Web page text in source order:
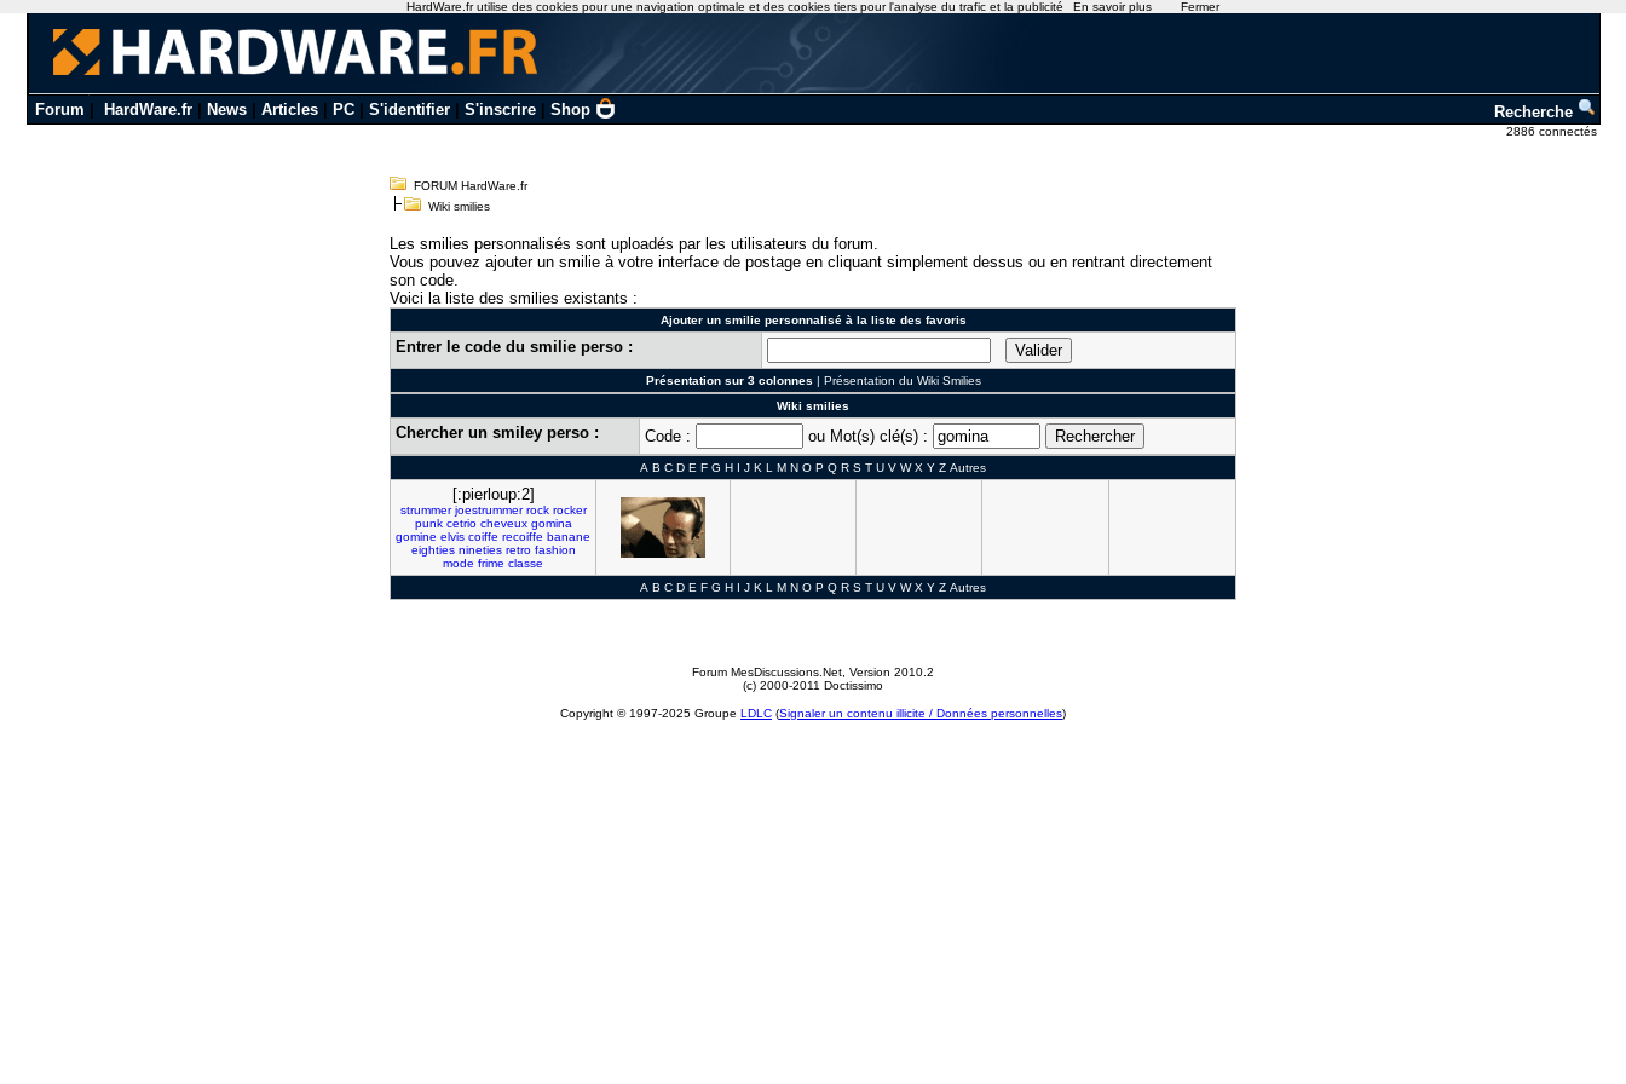
Forum HardWare.fr| News| Articles| PC| S'identifier| S'inscrire| Shop Recherche
2886 connectés
FORUM HardWare.fr
Wiki smilies
Les smilies personnalisés sont uploadés par les utilisateurs du forum.
Vous pouvez ajouter un smilie à votre interface de postage en cliquant simplement dessus ou en rentrant directement
son code.
Voici la liste des smilies existants :
Ajouter un smilie personnalisé à la liste des favoris
Entrer le code du smilie perso :
Présentation sur 3 colonnes | Présentation du Wiki Smilies
Wiki smilies
Chercher un smiley perso : Code : ou Mot(s) clé(s) :
A B C D E F G H I J K L M N O P Q R S T U V W X Y Z Autres
[:pierloup:2]
strummer joestrummer rock rocker
punk cetrio cheveux gomina
gomine elvis coiffe recoiffe banane
eighties nineties retro fashion
mode frime classe
A B C D E F G H I J K L M N O P Q R S T U V W X Y Z Autres
Forum MesDiscussions.Net , Version 2010.2
(c) 2000-2011 Doctissimo
Copyright © 1997-2025 Groupe LDLC (Signaler un contenu illicite / Données personnelles)
HardWare.fr utilise des cookies pour une navigation optimale et des cookies tiers pour l'analyse du trafic et la publicité En savoir plus Fermer